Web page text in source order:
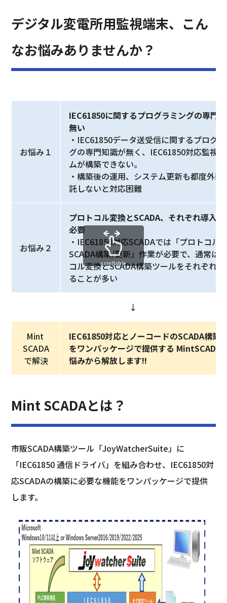
デジタル変電所用監視端末、こん
なお悩みありませんか？
お悩み１
IEC61850に関するプログラミングの専門
無い
・IEC61850データ送受信に関するプログ
グの専門知識が無く、IEC61850対応監視
ムが構築できない。
・構築後の運用、システム更新も都度外部
託しないと対応困難
お悩み２
プロトコル変換とSCADA、それぞれ導入
必要
・IEC61850対応SCADAでは「プロトコル
SCADA構築/更新」作業が必要で、通常は
コル変換とSCADA構築ツールをそれぞれ
ることが多い
↓
Mint
SCADA
で解決
IEC61850対応とノーコードのSCADA構築
をワンパッケージで提供する MintSCADA
悩みから解放します!!
scrollable
Mint SCADAとは？
市販SCADA構築ツール「JoyWatcherSuite」に
「IEC61850 通信ドライバ」を組み合わせ、IEC61850対
応SCADAの構築に必要な機能をワンパッケージで提供
します。